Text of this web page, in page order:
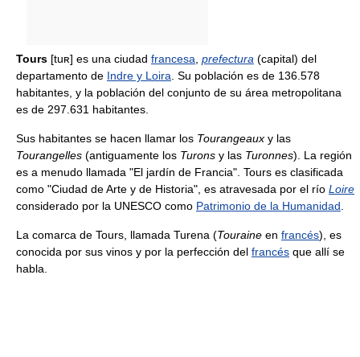
Tours [tuʀ] es una ciudad francesa prefectura (capital) del
departamento de Indre y Loira . Su población es de 136.578
habitantes, y la población del conjunto de su área metropolitana
es de 297.631 habitantes.
Sus habitantes se hacen llamar los Tourangeaux y las
Tourangelles (antiguamente los Turons y las Turonnes). La región
es a menudo llamada "El jardín de Francia". Tours es clasificada
como "Ciudad de Arte y de Historia", es atravesada por el río Loire
considerado por la UNESCO como Patrimonio de la Humanidad
La comarca de Tours, llamada Turena (Touraine en francés), es
conocida por sus vinos y por la perfección del francés que allí se
habla.